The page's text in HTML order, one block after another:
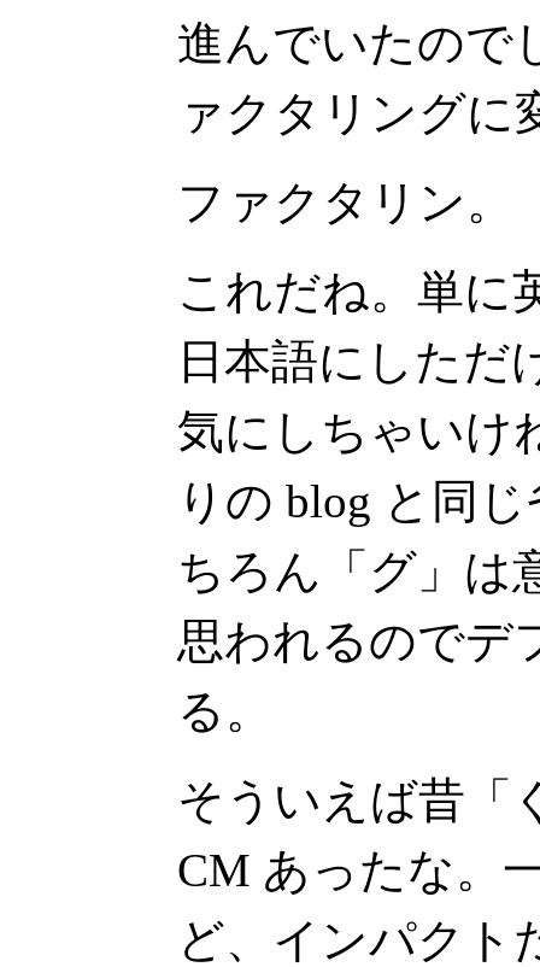
進んでいたので
ァクタリングに
ファクタリン。
これだね。単に
日本語にしただ
気にしちゃいけ
りの blog と同
ちろん「グ」は
思われるのでデ
る。
そういえば昔「
CM あったな。
ど、インパクト